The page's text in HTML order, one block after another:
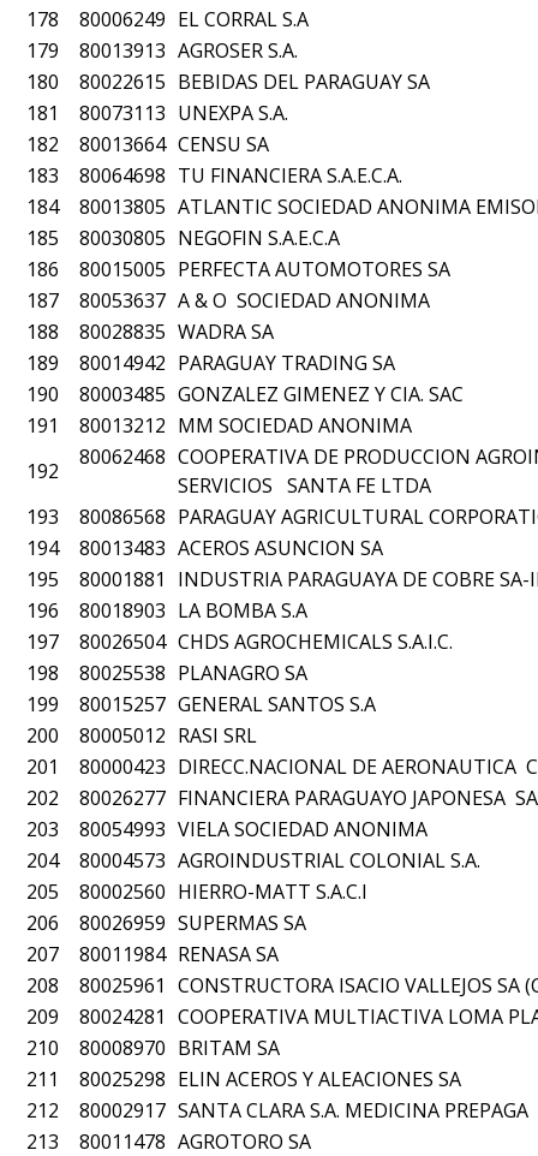
178
80006249 EL CORRAL S.A
179
80013913 AGROSER S.A.
180
80022615 BEBIDAS DEL PARAGUAY SA
181
80073113 UNEXPA S.A.
182
80013664 CENSU SA
183
80064698 TU FINANCIERA S.A.E.C.A.
184
80013805 ATLANTIC SOCIEDAD ANONIMA
185
80030805 NEGOFIN S.A.E.C.A
186
80015005 PERFECTA AUTOMOTORES SA
187
80053637 A & O SOCIEDAD ANONIMA
188
80028835 WADRA SA
189
80014942 PARAGUAY TRADING SA
190
80003485 GONZALEZ GIMENEZ Y CIA. SAC
191
80013212 MM SOCIEDAD ANONIMA
192
80062468 COOPERATIVA DE PRODUCCION
SERVICIOS SANTA FE LTDA
193
80086568 PARAGUAY AGRICULTURAL
194
80013483 ACEROS ASUNCION SA
195
80001881
INDUSTRIA PARAGUAYA DE COBRE SA-
196
80018903 LA BOMBA S.A
197
80026504 CHDS AGROCHEMICALS S.A.I.C.
198
80025538 PLANAGRO SA
199
80015257 GENERAL SANTOS S.A
200
80005012 RASI SRL
201
80000423 DIRECC.NACIONAL DE AERONAUTICA
202
80026277 FINANCIERA PARAGUAYO JAPONESA
203
80054993 VIELA SOCIEDAD ANONIMA
204
80004573 AGROINDUSTRIAL COLONIAL S.A.
205
80002560 HIERRO-MATT S.A.C.I
206
80026959 SUPERMAS SA
207
80011984 RENASA SA
208
80025961 CONSTRUCTORA ISACIO VALLEJOS SA
209
80024281 COOPERATIVA MULTIACTIVA LOMA
210
80008970 BRITAM SA
211
80025298 ELIN ACEROS Y ALEACIONES SA
212
80002917 SANTA CLARA S.A. MEDICINA PREPAGA
213
80011478 AGROTORO SA